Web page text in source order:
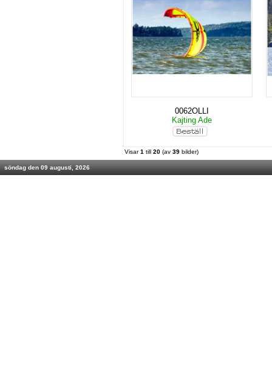
0062OLLI
Kajting Ade
Visar1 till 20 (av 39 bilder)
söndag den 09 augusti, 2026